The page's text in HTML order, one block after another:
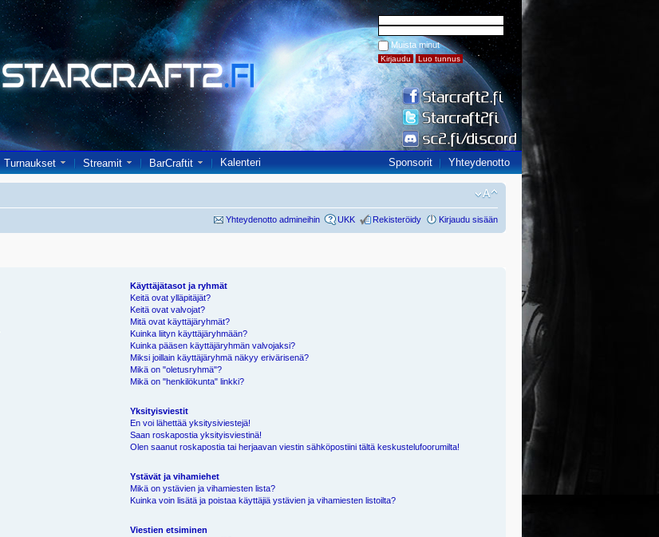
Muista minut
Turnaukset Streamit BarCraftit Kalenteri Sponsorit Yhteydenotto
Yhteydenotto admineihin UKK Rekisteröidy Kirjaudu sisään
Käyttäjätasot ja ryhmät
Keitä ovat ylläpitäjät?
Keitä ovat valvojat?
Mitä ovat käyttäjäryhmät?
Kuinka liityn käyttäjäryhmään?
Kuinka pääsen käyttäjäryhmän valvojaksi?
Miksi joillain käyttäjäryhmä näkyy erivärisenä?
Mikä on "oletusryhmä"?
Mikä on "henkilökunta" linkki?
Yksityisviestit
En voi lähettää yksitysiviestejä!
Saan roskapostia yksityisviestinä!
Olen saanut roskapostia tai herjaavan viestin sähköpostiini tältä keskustelufoorumilta!
Ystävät ja vihamiehet
Mikä on ystävien ja vihamiesten lista?
Kuinka voin lisätä ja poistaa käyttäjiä ystävien ja vihamiesten listoilta?
Viestien etsiminen